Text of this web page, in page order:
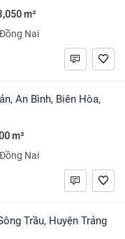
m²
Nai
m²
Nai